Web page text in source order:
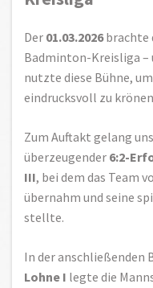
Der 01.03.2026brachte
Badminton-Kreisliga –
nutzte diese Bühne,
eindrucksvoll zu
Zum Auftakt gelang
überzeugender 6:2-
III, bei dem das Team
übernahm und seine
stellte.
In der anschließenden
Lohne I legte die